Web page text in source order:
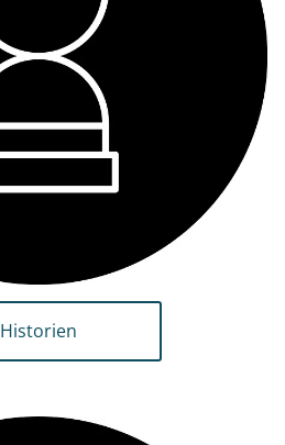
Historien